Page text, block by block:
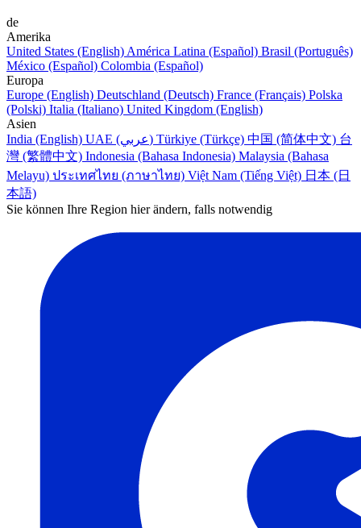
de
Amerika
United States (English) América Latina (Español) Brasil (Português)
México (Español) Colombia (Español)
Europa
Europe (English) Deutschland (Deutsch) France (Français) Polska
(Polski) Italia (Italiano) United Kingdom (English)
Asien
India (English)
UAE (عربي) Türkiye (Türkçe) 中国 (简体中文) 台
灣 (繁體中文) Indonesia (Bahasa Indonesia) Malaysia (Bahasa
Melayu) ประเทศไทย (ภาษาไทย) Việt Nam (Tiếng Việt) 日本 (日
本語)
Sie können Ihre Region hier ändern, falls notwendig